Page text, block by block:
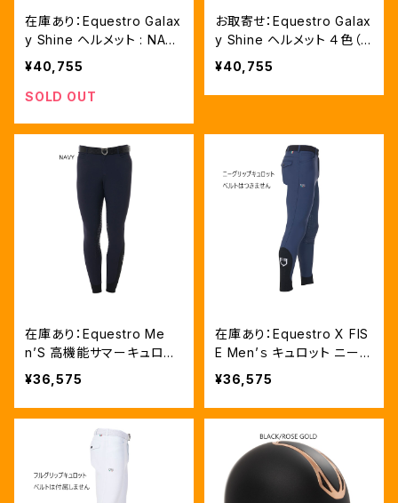
在庫あり：Equestro Galax
y Shine ヘルメット : NAV
Y/SILVER Lサイズ（ETU02
020）
¥40,755
SOLD OUT
お取寄せ：Equestro Galax
y Shine ヘルメット ４色（E
TU02020）
¥40,755
在庫あり：Equestro Me
n’S 高機能サマーキュロッ
ト（フルグリップ）NAVY（ET
06760）
¥36,575
在庫あり：Equestro X FIS
E Men’ｓ キュロット ニーグ
リップ 2色（LFET06720）
¥36,575